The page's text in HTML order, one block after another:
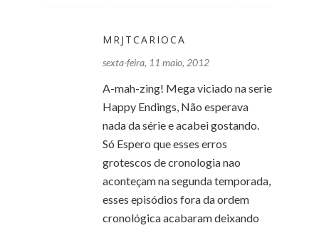
MRJTCARIOCA
sexta-feira, 11 maio, 2012
A-mah-zing! Mega viciado na serie
Happy Endings, Não esperava
nada da série e acabei gostando.
Só Espero que esses erros
grotescos de cronologia nao
aconteçam na segunda temporada,
esses episódios fora da ordem
cronológica acabaram deixando